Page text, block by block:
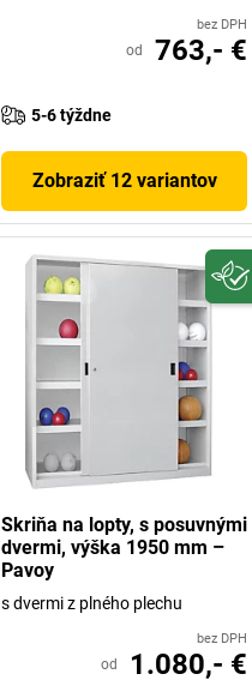
bez DPH
od 763,- €
5-6 týždne
Zobraziť 12 variantov
Skriňa na lopty, s posuvnými
dvermi, výška 1950 mm –
Pavoy
s dvermi z plného plechu
bez DPH
od 1.080,- €